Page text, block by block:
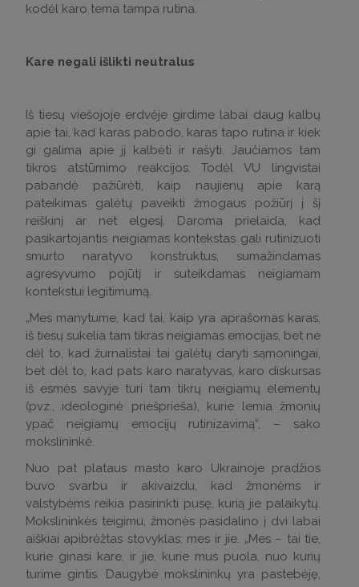
kodėl karo tema tampa rutina.
Kare negali išlikti neutralus
Iš tiesų viešojoje erdvėje girdime labai daug kalbų
apie tai, kad karas pabodo, karas tapo rutina ir kiek
gi galima apie jį kalbėti ir rašyti. Jaučiamos tam
tikros atstūmimo reakcijos. Todėl VU lingvistai
pabandė pažiūrėti, kaip naujienų apie karą
pateikimas galėtų paveikti žmogaus požiūrį į šį
reiškinį ar net elgesį. Daroma prielaida, kad
pasikartojantis neigiamas kontekstas gali rutinizuoti
smurto naratyvo konstruktus, sumažindamas
agresyvumo pojūtį ir suteikdamas neigiamam
kontekstui legitimumą.
„Mes manytume, kad tai, kaip yra aprašomas karas,
iš tiesų sukelia tam tikras neigiamas emocijas, bet ne
dėl to, kad žurnalistai tai galėtų daryti sąmoningai,
bet dėl to, kad pats karo naratyvas, karo diskursas
iš esmės savyje turi tam tikrų neigiamų elementų
(pvz., ideologinė priešprieša), kurie lemia žmonių
ypač neigiamų emocijų rutinizavimą“, – sako
mokslininkė.
Nuo pat plataus masto karo Ukrainoje pradžios
buvo svarbu ir akivaizdu, kad žmonėms ir
valstybėms reikia pasirinkti pusę, kurią jie palaikytų.
Mokslininkės teigimu, žmonės pasidalino į dvi labai
aiškiai apibrėžtas stovyklas: mes ir jie. „Mes – tai tie,
kurie ginasi kare, ir jie, kurie mus puola, nuo kurių
turime gintis. Daugybė mokslininkų yra pastebėję,